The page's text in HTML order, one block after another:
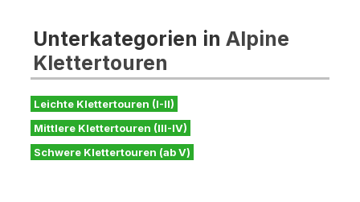
Unterkategorien in Alpine
Klettertouren
Leichte Klettertouren (I-II)
Mittlere Klettertouren (III-IV)
Schwere Klettertouren (ab V)